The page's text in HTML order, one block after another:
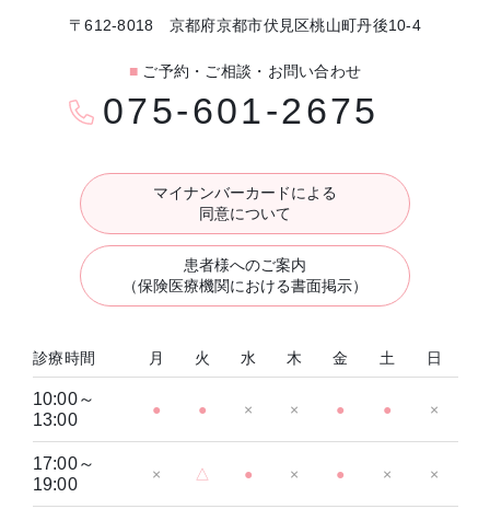
〒612-8018 京都府京都市伏見区桃山町丹後10-4
■ ご予約・ご相談・お問い合わせ
075-601-2675
マイナンバーカードによる
同意について
患者様へのご案内
（保険医療機関における書面掲示）
診療時間 月 火 水 木 金 土 日
10:00～
13:00
● ● × × ● ● ×
17:00～
19:00
× △ ● × ● × ×